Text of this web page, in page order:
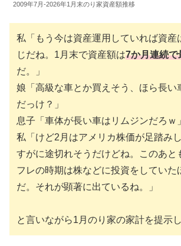
2009年7月-2026年1月末のり家資産額推移
私「もう今は資産運用していれば資産
じだね。1月末で資産額は7か月連続で
だ。」
娘「高級な車とか買えそう、ほら長
だっけ？」
息子「車体が長い車はリムジンだろｗ」
私「けど2月はアメリカ株価が足踏み
すがに途切れそうだけどね。このあと
フレの時期は株などに投資をしていた
だ。それが顕著に出ているね。」
と言いながら1月のり家の家計を提示し